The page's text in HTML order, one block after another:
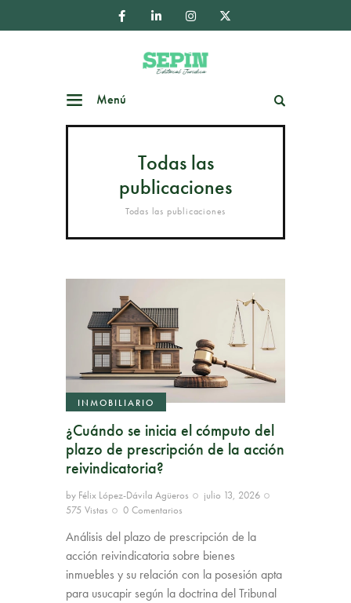
Menú
Todas las
publicaciones
Todas las publicaciones
INMOBILIARIO
¿Cuándo se inicia el cómputo del
plazo de prescripción de la acción
reivindicatoria?
by Félix López-Dávila Agüeros
julio 13, 2026
575 Vistas 0 Comentarios
Análisis del plazo de prescripción de la
acción reivindicatoria sobre bienes
inmuebles y su relación con la posesión apta
para usucapir según la doctrina del Tribunal